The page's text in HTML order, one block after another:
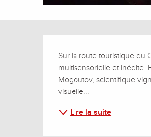
Description
Sur la route touristique du
multisensorielle et inédite.
Mogoutov, scientifique
visuelle...
Lire la suite